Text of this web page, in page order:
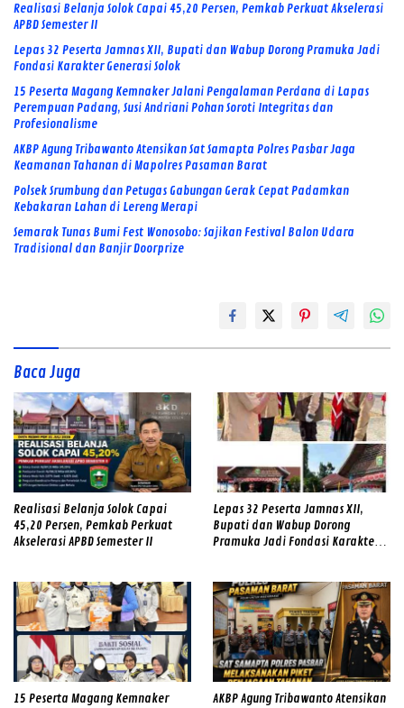
Realisasi Belanja Solok Capai 45,20 Persen, Pemkab Perkuat Akselerasi
APBD Semester II
Lepas 32 Peserta Jamnas XII, Bupati dan Wabup Dorong Pramuka Jadi
Fondasi Karakter Generasi Solok
15 Peserta Magang Kemnaker Jalani Pengalaman Perdana di Lapas
Perempuan Padang, Susi Andriani Pohan Soroti Integritas dan
Profesionalisme
AKBP Agung Tribawanto Atensikan Sat Samapta Polres Pasbar Jaga
Keamanan Tahanan di Mapolres Pasaman Barat
Polsek Srumbung dan Petugas Gabungan Gerak Cepat Padamkan
Kebakaran Lahan di Lereng Merapi
Semarak Tunas Bumi Fest Wonosobo: Sajikan Festival Balon Udara
Tradisional dan Banjir Doorprize
Baca Juga
Realisasi Belanja Solok Capai
45,20 Persen, Pemkab Perkuat
Akselerasi APBD Semester II
Lepas 32 Peserta Jamnas XII,
Bupati dan Wabup Dorong
Pramuka Jadi Fondasi Karakter
15 Peserta Magang Kemnaker
AKBP Agung Tribawanto Atensikan